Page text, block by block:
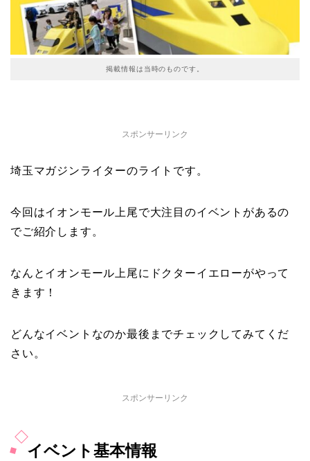
掲載情報は当時のものです。
スポンサーリンク
埼玉マガジンライターのライトです。
今回はイオンモール上尾で大注目のイベントがあるの
でご紹介します。
なんとイオンモール上尾にドクターイエローがやって
きます！
どんなイベントなのか最後までチェックしてみてくだ
さい。
スポンサーリンク
イベント基本情報